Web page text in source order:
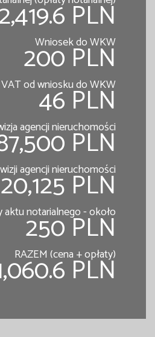
PLN
Wniosek do WKW
200 PLN
VAT od wniosku do WKW
46 PLN
agencji nieruchomości
PLN
agencji nieruchomości
20,125 PLN
aktu notarialnego - około
250 PLN
RAZEM (cena + opłaty)
PLN